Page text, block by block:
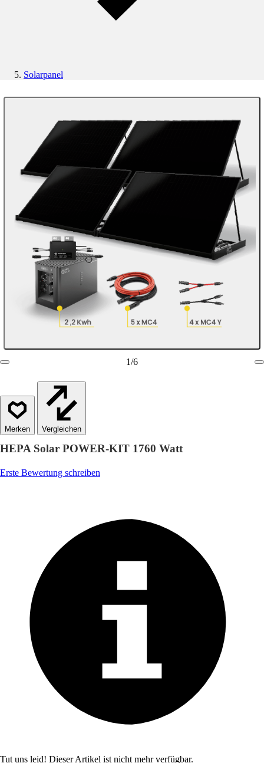
Solarpanel
1/6
Vergleichen
HEPA Solar POWER-KIT 1760 Watt
Erste Bewertung schreiben
Tut uns leid! Dieser Artikel ist nicht mehr verfügbar.